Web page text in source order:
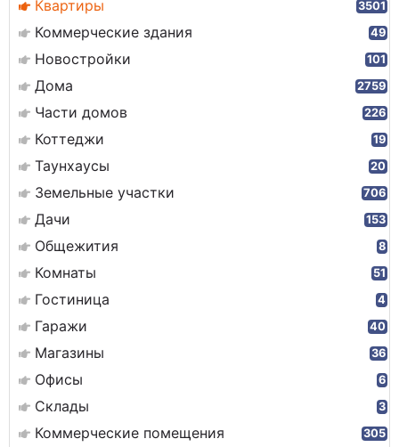
Квартиры 3501
Коммерческие здания 49
Новостройки 101
Дома 2759
Части домов 226
Коттеджи 19
Таунхаусы 20
Земельные участки 706
Дачи 153
Общежития 8
Комнаты 51
Гостиница 4
Гаражи 40
Магазины 36
Офисы 6
Склады 3
Коммерческие помещения 305